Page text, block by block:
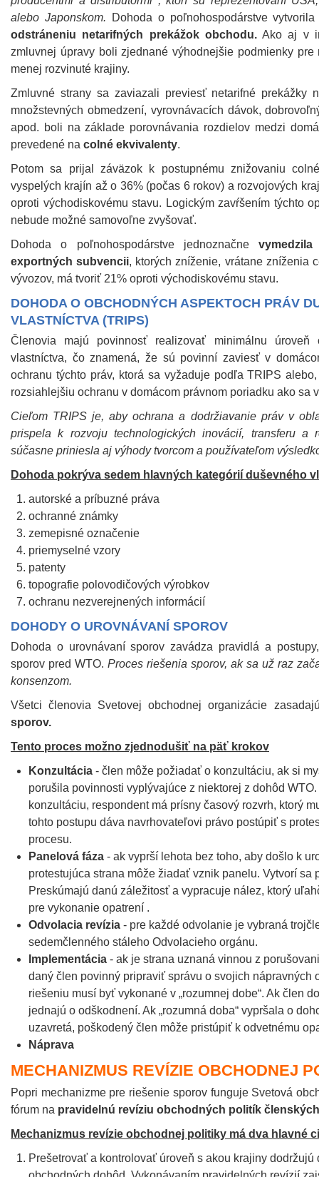
alebo Japonskom. Dohoda o poľnohospodárstve
odstráneniu netarifných prekážok obchodu.Ako aj v
zmluvnej úpravy boli zjednané výhodnejšie podmienky pre
menej rozvinuté krajiny.
Zmluvné strany sa zaviazali previesť netarifné prekážky
množstevných obmedzení, vyrovnávacích dávok,
apod. boli na základe porovnávania rozdielov medzi
prevedené na colné ekvivalenty.
Potom sa prijal záväzok k postupnému znižovaniu
vyspelých krajín až o 36% (počas 6 rokov) a rozvojových
oproti východiskovému stavu. Logickým zavŕšením týchto
nebude možné samovoľne zvyšovať.
Dohoda o poľnohospodárstve jednoznačnevymedzila
exportných subvencii, ktorých zníženie, vrátane zníženia
vývozov, má tvoriť 21% oproti východiskovému stavu.
DOHODA O OBCHODNÝCH ASPEKTOCH PRÁV
VLASTNÍCTVA (TRIPS)
Členovia majú povinnosť realizovať minimálnu úroveň
vlastníctva, čo znamená, že sú povinní zaviesť v
ochranu týchto práv, ktorá sa vyžaduje podľa TRIPS
rozsiahlejšiu ochranu v domácom právnom poriadku ako sa
Cieľom TRIPS je, aby ochrana a dodržiavanie práv v
prispela k rozvoju technologických inovácií, transferu a
súčasne priniesla aj výhody tvorcom a používateľom
Dohoda pokrýva sedem hlavných kategórií duševného
autorské a príbuzné práva
ochranné známky
zemepisné označenie
priemyselné vzory
patenty
topografie polovodičových výrobkov
ochranu nezverejnených informácií
DOHODY O UROVNÁVANÍ SPOROV
Dohoda o urovnávaní sporov zavádza pravidlá a
sporov pred WTO. Proces riešenia sporov, ak sa už raz
konsenzom.
Všetci členovia Svetovej obchodnej organizácie
sporov.
Tento proces možno zjednodušiť na päť krokov
Konzultácia - člen môže požiadať o konzultáciu, ak si
porušila povinnosti vyplývajúce z niektorej z dohôd
konzultáciu, respondent má prísny časový rozvrh, ktorý
tohto postupu dáva navrhovateľovi právo postúpiť s
procesu.
Panelová fáza - ak vyprší lehota bez toho, aby došlo k
protestujúca strana môže žiadať vznik panelu. Vytvorí sa
Preskúmajú danú záležitosť a vypracuje nález, ktorý
pre vykonanie opatrení .
Odvolacia revízia - pre každé odvolanie je vybraná
sedemčlenného stáleho Odvolacieho orgánu.
Implementácia - ak je strana uznaná vinnou z
daný člen povinný pripraviť správu o svojich nápravných
riešeniu musí byť vykonané v „rozumnej dobe“. Ak člen
jednajú o odškodnení. Ak „rozumná doba“ vypršala o
uzavretá, poškodený člen môže pristúpiť k odvetnému
Náprava
MECHANIZMUS REVÍZIE OBCHODNEJ
Popri mechanizme pre riešenie sporov funguje Svetová
fórum na pravidelnú revíziu obchodných politík členských
Mechanizmus revízie obchodnej politiky má dva hlavné
Prešetrovať a kontrolovať úroveň s akou krajiny dodržujú